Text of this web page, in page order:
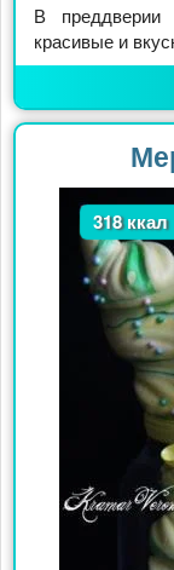
В преддверии
красивые и
318 ккал